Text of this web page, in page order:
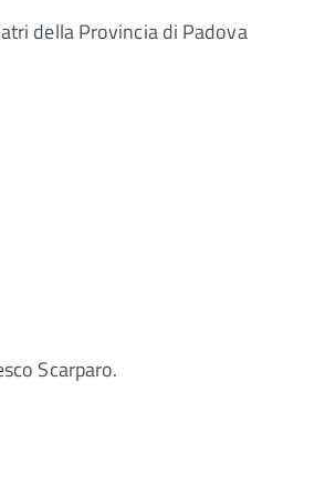
della Provincia di Padova
Scarparo.